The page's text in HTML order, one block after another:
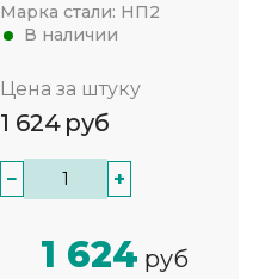
Марка стали: НП2
В наличии
Цена за штуку
1 624 руб
− +
1 624 руб